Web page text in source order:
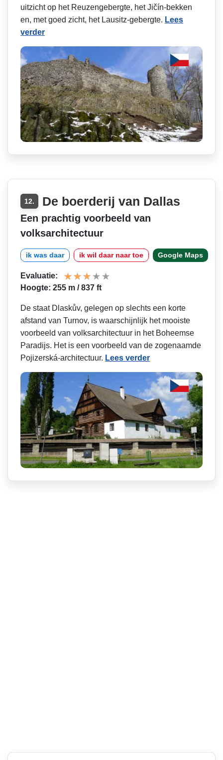
uitzicht op het Reuzengebergte, het Jičín-bekken
en, met goed zicht, het Lausitz-gebergte. Lees
verder
12. De boerderij van Dallas
Een prachtig voorbeeld van
volksarchitectuur
ik was daar ik wil daar naar toe Google Maps
Evaluatie:
Hoogte: 255 m / 837 ft
De staat Dlaskův, gelegen op slechts een korte
afstand van Turnov, is waarschijnlijk het mooiste
voorbeeld van volksarchitectuur in het Boheemse
Paradijs. Het is een voorbeeld van de zogenaamde
Pojizerská-architectuur. Lees verder